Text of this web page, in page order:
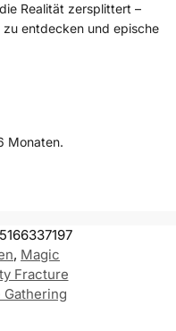
Realität zersplittert –
zu entdecken und epische
Monaten.
, Magic
Fracture